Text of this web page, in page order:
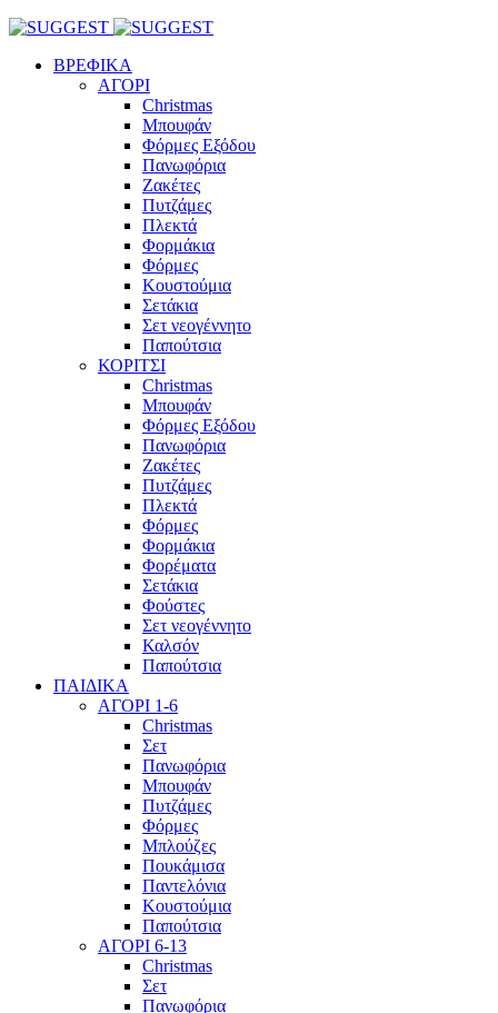
ΒΡΕΦΙΚΑ
ΑΓΟΡΙ
Christmas
Μπουφάν
Φόρμες Εξόδου
Πανωφόρια
Ζακέτες
Πυτζάμες
Πλεκτά
Φορμάκια
Φόρμες
Κουστούμια
Σετάκια
Σετ νεογέννητο
Παπούτσια
ΚΟΡΙΤΣΙ
Christmas
Μπουφάν
Φόρμες Εξόδου
Πανωφόρια
Ζακέτες
Πυτζάμες
Πλεκτά
Φόρμες
Φορμάκια
Φορέματα
Σετάκια
Φούστες
Σετ νεογέννητο
Καλσόν
Παπούτσια
ΠΑΙΔΙΚΑ
ΑΓΟΡΙ 1-6
Christmas
Σετ
Πανωφόρια
Μπουφάν
Πυτζάμες
Φόρμες
Μπλούζες
Πουκάμισα
Παντελόνια
Κουστούμια
Παπούτσια
ΑΓΟΡΙ 6-13
Christmas
Σετ
Πανωφόρια